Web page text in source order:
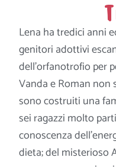
Lena ha tredici anni
genitori adottivi
dell’orfanotrofio per
Vanda e Roman non
sono costruiti una
sei ragazzi molto
conoscenza
dieta; del misterioso